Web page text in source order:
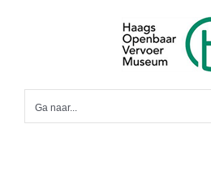
Ga naar...